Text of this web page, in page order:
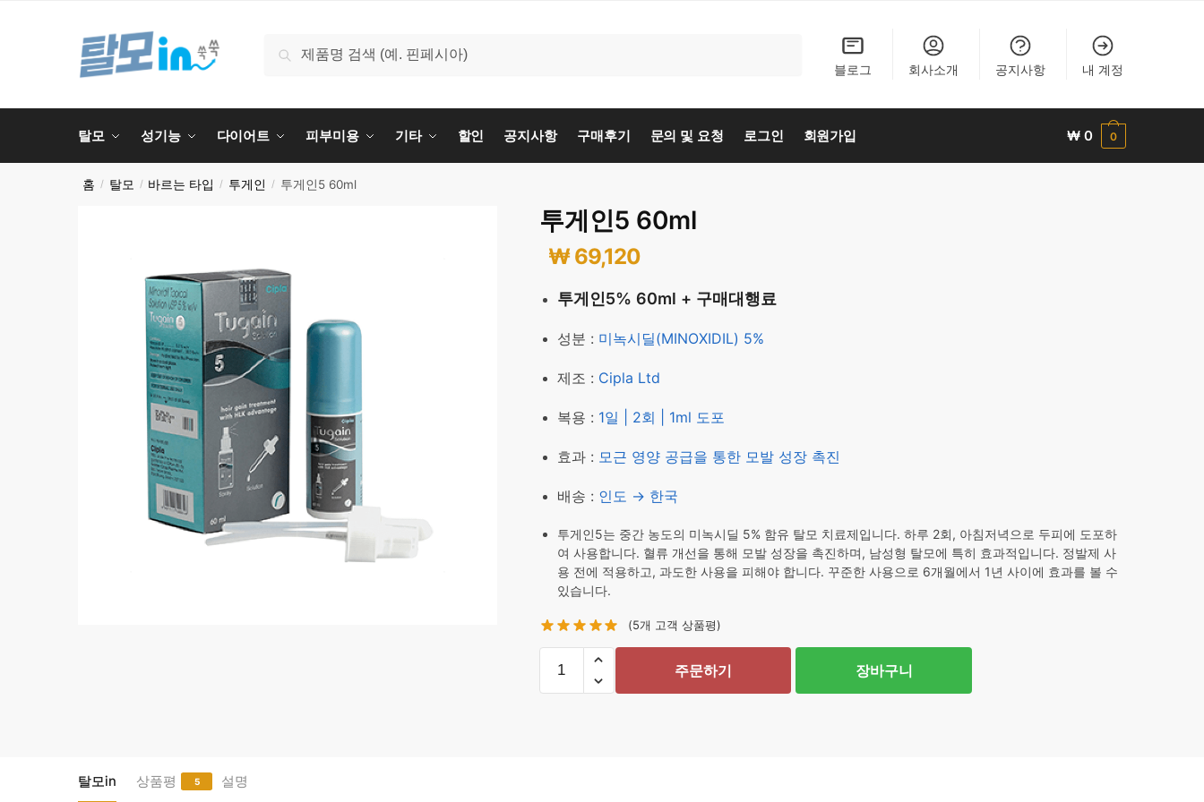
검색
블로그
회사소개 공지사항 내 계정
탈모 성기능 다이어트 피부미용 기타 할인 공지사항 구매후기 문의 및 요청 로그인 회원가입 ₩ 0 0
홈 / 탈모 / 바르는 타입 / 투게인 / 투게인5 60ml
투게인5 60ml
₩69,120
투게인5% 60ml + 구매대행료
성분 : 미녹시딜(MINOXIDIL) 5%
제조 : Cipla Ltd
복용 : 1일 | 2회 | 1ml 도포
효과 : 모근 영양 공급을 통한 모발 성장 촉진
배송 : 인도 → 한국
투게인5는 중간 농도의 미녹시딜 5% 함유 탈모 치료제입니다. 하루 2회, 아침저녁으로 두피에 도포하
여 사용합니다. 혈류 개선을 통해 모발 성장을 촉진하며, 남성형 탈모에 특히 효과적입니다. 정발제 사
용 전에 적용하고, 과도한 사용을 피해야 합니다. 꾸준한 사용으로 6개월에서 1년 사이에 효과를 볼 수
있습니다.
(5개 고객 상품평)
주문하기 장바구니
탈모in 상품평 5 설명